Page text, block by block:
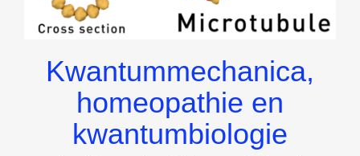
Kwantummechanica,
homeopathie en
kwantumbiologie